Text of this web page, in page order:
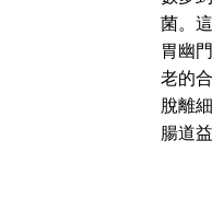
菌。
胃幽
老的
脫離
腸道